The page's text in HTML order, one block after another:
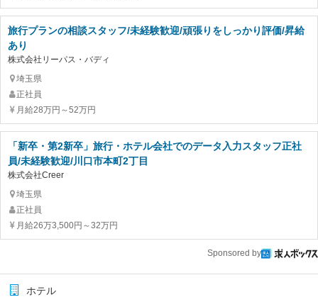
旅行プランの相談スタッフ/未経験歓迎/頑張りをしっかり評価/昇給
あり
株式会社リーパス・バディ
埼玉県
正社員
月給28万円～52万円
「新卒・第2新卒」旅行・ホテル会社でのデータ入力スタッフ正社
員/未経験歓迎/川口市本町2丁目
株式会社Creer
埼玉県
正社員
月給26万3,500円～32万円
Sponsored by
ホテル